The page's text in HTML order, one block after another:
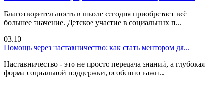
Благотворительность в школе сегодня приобретает всё
большее значение. Детское участие в социальных п...
03.10
Помощь через наставничество: как стать ментором дл...
Наставничество - это не просто передача знаний, а глубокая
форма социальной поддержки, особенно важн...